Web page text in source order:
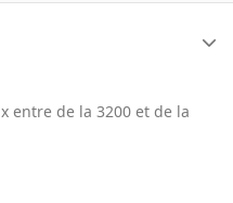
entre de la 3200 et de la